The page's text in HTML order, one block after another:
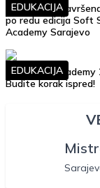
Uspješno je
po redu edicija Soft
Academy Sarajevo
EDUKACIJA
Soft Skills Academy
Budite korak ispred!
EDUKACIJA